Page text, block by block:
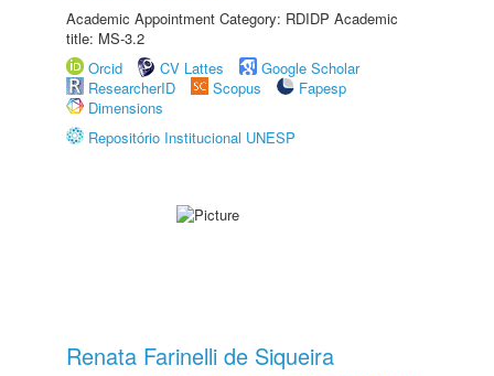
Academic Appointment Category: RDIDP Academic
title: MS-3.2
Orcid
CV Lattes
Google Scholar
ResearcherID
Scopus
Fapesp
Dimensions
Repositório Institucional UNESP
Renata Farinelli de Siqueira